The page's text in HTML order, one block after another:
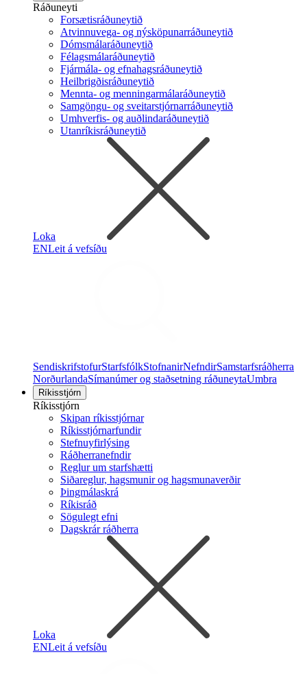
Ráðuneyti
Forsætisráðuneytið
Atvinnuvega- og nýsköpunarráðuneytið
Dómsmálaráðuneytið
Félagsmálaráðuneytið
Fjármála- og efnahagsráðuneytið
Heilbrigðisráðuneytið
Mennta- og menningarmálaráðuneytið
Samgöngu- og sveitarstjórnarráðuneytið
Umhverfis- og auðlindaráðuneytið
Utanríkisráðuneytið
Loka
ENLeit á vefsíðu
SendiskrifstofurStarfsfólkStofnanirNefndirSamstarfsráðherra
NorðurlandaSímanúmer og staðsetning ráðuneytaUmbra
Ríkisstjórn
Ríkisstjórn
Skipan ríkisstjórnar
Ríkisstjórnarfundir
Stefnuyfirlýsing
Ráðherranefndir
Reglur um starfshætti
Siðareglur, hagsmunir og hagsmunaverðir
Þingmálaskrá
Ríkisráð
Sögulegt efni
Dagskrár ráðherra
Loka
ENLeit á vefsíðu